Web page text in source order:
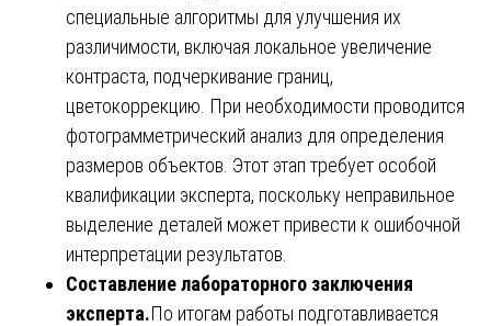
специальные алгоритмы для улучшения их
различимости, включая локальное увеличение
контраста, подчеркивание границ,
цветокоррекцию. При необходимости проводится
фотограмметрический анализ для определения
размеров объектов. Этот этап требует особой
квалификации эксперта, поскольку неправильное
выделение деталей может привести к ошибочной
интерпретации результатов.
Составление лабораторного заключения
эксперта.По итогам работы подготавливается